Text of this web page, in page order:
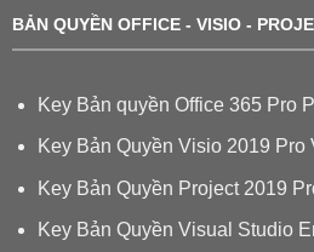
BẢN QUYỀN OFFICE - VISIO -
Key Bản quyền Office 365 Pro
Key Bản Quyền Visio 2019 Pro
Key Bản Quyền Project 2019
Key Bản Quyền Visual Studio